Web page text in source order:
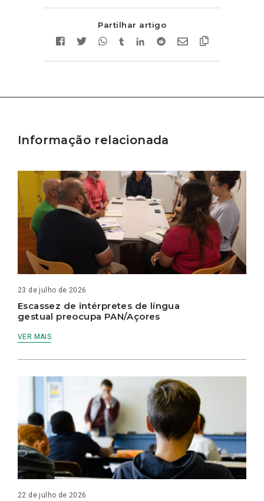
Partilhar artigo
Informação relacionada
23 de julho de 2026
Escassez de intérpretes de língua
gestual preocupa PAN/Açores
VER MAIS
22 de julho de 2026